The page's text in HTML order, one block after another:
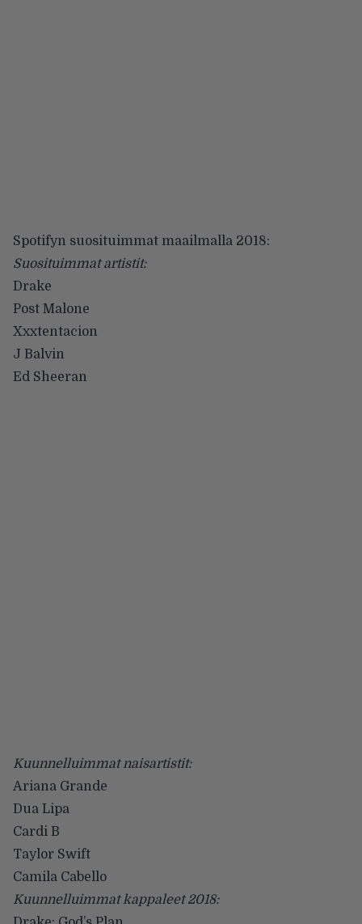
Spotifyn suosituimmat maailmalla 2018:
Suosituimmat artistit:
Drake
Post Malone
Xxxtentacion
J Balvin
Ed Sheeran
Kuunnelluimmat naisartistit:
Ariana Grande
Dua Lipa
Cardi B
Taylor Swift
Camila Cabello
Kuunnelluimmat kappaleet 2018: